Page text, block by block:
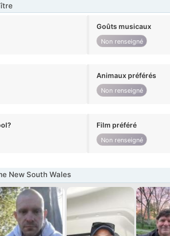
Goûts musicaux
Non renseigné
Animaux préférés
Non renseigné
Film préféré
Non renseigné
New South Wales